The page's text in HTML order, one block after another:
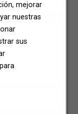
mejorar
nuestras
sus
empleo